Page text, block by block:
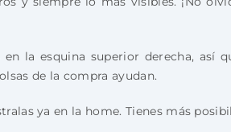
en la esquina superior derecha,
de la compra ayudan.
ya en la home. Tienes más